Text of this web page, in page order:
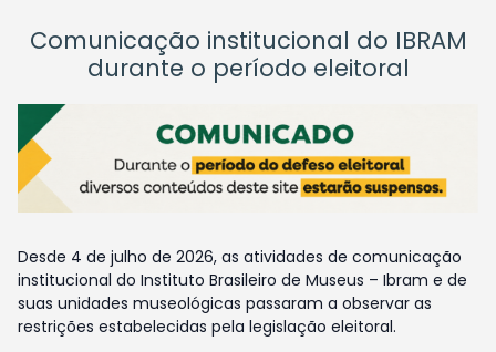
Comunicação institucional do IBRAM
durante o período eleitoral
Desde 4 de julho de 2026, as atividades de comunicação
institucional do Instituto Brasileiro de Museus – Ibram e de
suas unidades museológicas passaram a observar as
restrições estabelecidas pela legislação eleitoral.